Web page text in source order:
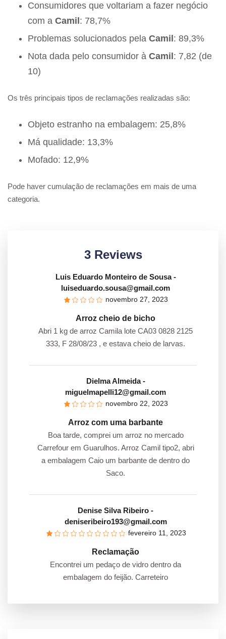
Consumidores que voltariam a fazer negócio
com a Camil : 78,7%
Problemas solucionados pela Camil : 89,3%
Nota dada pelo consumidor à Camil : 7,82 (de
10)
Os três principais tipos de reclamações realizadas são:
Objeto estranho na embalagem: 25,8%
Má qualidade: 13,3%
Mofado: 12,9%
Pode haver cumulação de reclamações em mais de uma
categoria.
3 Reviews
Luis Eduardo Monteiro de Sousa-
luiseduardo.sousa@gmail.com
novembro 27, 2023
Arroz cheio de bicho
Abri 1 kg de arroz Camila lote CA03 0828 2125
333, F 28/08/23 , e estava cheio de larvas.
Dielma Almeida-
miguelmapelli12@gmail.com
novembro 22, 2023
Arroz com uma barbante
Boa tarde, comprei um arroz no mercado
Carrefour em Guarulhos. Arroz Camil tipo2, abri
a embalagem Caio um barbante de dentro do
Saco.
Denise Silva Ribeiro -
deniseribeiro193@gmail.com
fevereiro 11, 2023
Reclamação
Encontrei um pedaço de vidro dentro da
embalagem do feijão. Carreteiro